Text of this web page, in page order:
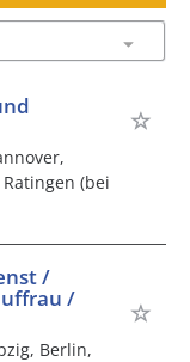
(bei
/
/
Berlin,